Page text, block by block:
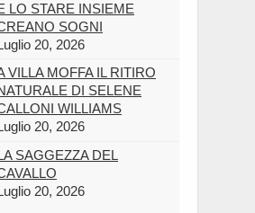
LO STARE INSIEME
SOGNI
20, 2026
VILLA MOFFA IL RITIRO
DI SELENE
WILLIAMS
20, 2026
SAGGEZZA DEL
20, 2026